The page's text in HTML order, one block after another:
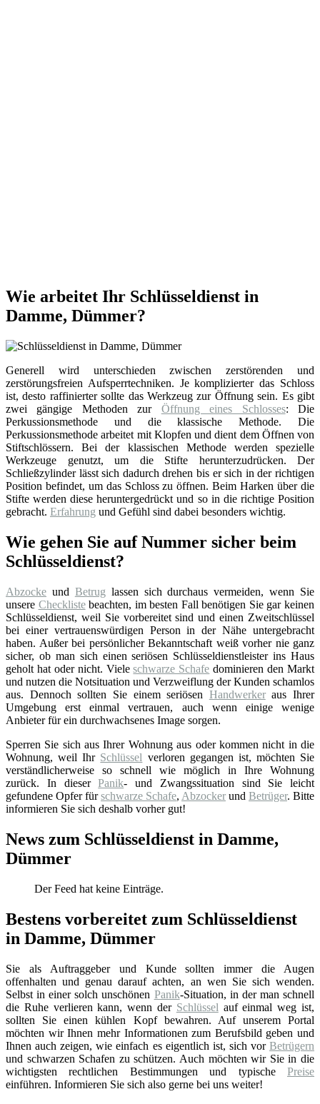
Wie arbeitet Ihr Schlüsseldienst in
Damme, Dümmer?
Generell wird unterschieden zwischen zerstörenden und
zerstörungsfreien Aufsperrtechniken. Je komplizierter das Schloss
ist, desto raffinierter sollte das Werkzeug zur Öffnung sein. Es gibt
zwei gängige Methoden zur Öffnung eines Schlosses: Die
Perkussionsmethode und die klassische Methode. Die
Perkussionsmethode arbeitet mit Klopfen und dient dem Öffnen von
Stiftschlössern. Bei der klassischen Methode werden spezielle
Werkzeuge genutzt, um die Stifte herunterzudrücken. Der
Schließzylinder lässt sich dadurch drehen bis er sich in der richtigen
Position befindet, um das Schloss zu öffnen. Beim Harken über die
Stifte werden diese heruntergedrückt und so in die richtige Position
gebracht. Erfahrung und Gefühl sind dabei besonders wichtig.
Wie gehen Sie auf Nummer sicher beim
Schlüsseldienst?
Abzocke und Betrug lassen sich durchaus vermeiden, wenn Sie
unsere Checklistebeachten, im besten Fall benötigen Sie gar keinen
Schlüsseldienst, weil Sie vorbereitet sind und einen Zweitschlüssel
bei einer vertrauenswürdigen Person in der Nähe untergebracht
haben. Außer bei persönlicher Bekanntschaft weiß vorher nie ganz
sicher, ob man sich einen seriösen Schlüsseldienstleister ins Haus
geholt hat oder nicht. Vieleschwarze Schafe dominieren den Markt
und nutzen die Notsituation und Verzweiflung der Kunden schamlos
aus. Dennoch sollten Sie einem seriösen Handwerkeraus Ihrer
Umgebung erst einmal vertrauen, auch wenn einige wenige
Anbieter für ein durchwachsenes Image sorgen.
Sperren Sie sich aus Ihrer Wohnung aus oder kommen nicht in die
Wohnung, weil Ihr Schlüssel verloren gegangen ist, möchten Sie
verständlicherweise so schnell wie möglich in Ihre Wohnung
zurück. In dieserPanik- und Zwangssituation sind Sie leicht
gefundene Opfer fürschwarze Schafe, Abzocker und Betrüger. Bitte
informieren Sie sich deshalb vorher gut!
News zum Schlüsseldienst in Damme,
Dümmer
Der Feed hat keine Einträge.
Bestens vorbereitet zum Schlüsseldienst
in Damme, Dümmer
Sie als Auftraggeber und Kunde sollten immer die Augen
offenhalten und genau darauf achten, an wen Sie sich wenden.
Selbst in einer solch unschönen Panik-Situation, in der man schnell
die Ruhe verlieren kann, wenn der Schlüssel auf einmal weg ist,
sollten Sie einen kühlen Kopf bewahren. Auf unserem Portal
möchten wir Ihnen mehr Informationen zum Berufsbild geben und
Ihnen auch zeigen, wie einfach es eigentlich ist, sich vor Betrügern
und schwarzen Schafen zu schützen. Auch möchten wir Sie in die
wichtigsten rechtlichen Bestimmungen und typische Preise
einführen. Informieren Sie sich also gerne bei uns weiter!